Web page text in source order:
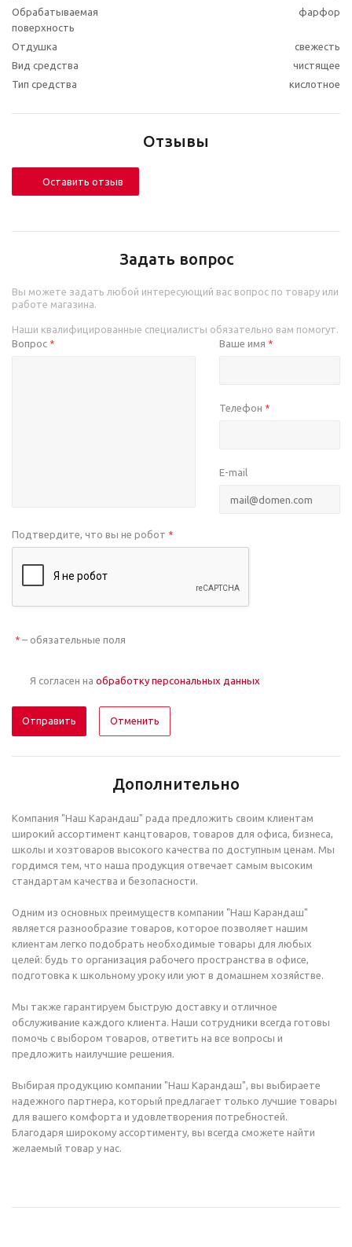
Обрабатываемая
поверхность
фарфор
Отдушка
свежесть
Вид средства
чистящее
Тип средства
кислотное
Отзывы
Оставить отзыв
Задать вопрос
Вы можете задать любой интересующий вас вопрос по товару или
работе магазина.
Наши квалифицированные специалисты обязательно вам помогут.
Вопрос * Ваше имя *
Телефон *
E-mail
Подтвердите, что вы не робот *
* – обязательные поля
Я согласен на обработку персональных данных
Отменить
Дополнительно
Компания "Наш Карандаш" рада предложить своим клиентам
широкий ассортимент канцтоваров, товаров для офиса, бизнеса,
школы и хозтоваров высокого качества по доступным ценам. Мы
гордимся тем, что наша продукция отвечает самым высоким
стандартам качества и безопасности.
Одним из основных преимуществ компании "Наш Карандаш"
является разнообразие товаров, которое позволяет нашим
клиентам легко подобрать необходимые товары для любых
целей: будь то организация рабочего пространства в офисе,
подготовка к школьному уроку или уют в домашнем хозяйстве.
Мы также гарантируем быструю доставку и отличное
обслуживание каждого клиента. Наши сотрудники всегда готовы
помочь с выбором товаров, ответить на все вопросы и
предложить наилучшие решения.
Выбирая продукцию компании "Наш Карандаш", вы выбираете
надежного партнера, который предлагает только лучшие товары
для вашего комфорта и удовлетворения потребностей.
Благодаря широкому ассортименту, вы всегда сможете найти
желаемый товар у нас.